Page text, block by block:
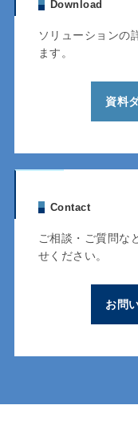
Download
ソリューションの
ます。
資料
Contact
ご相談・ご質問な
せください。
お問